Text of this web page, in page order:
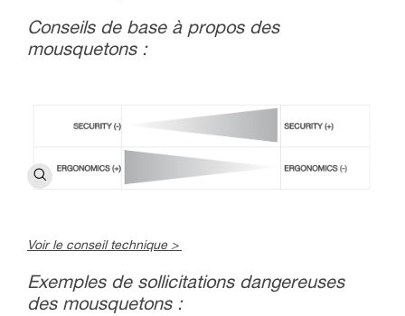
Conseils de base à propos des
mousquetons :
Voir le conseil technique >
Exemples de sollicitations dangereuses
des mousquetons :